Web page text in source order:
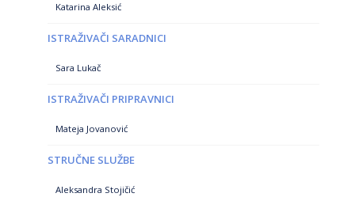
Katarina Aleksić
ISTRAŽIVAČI SARADNICI
Sara Lukač
ISTRAŽIVAČI PRIPRAVNICI
Mateja Jovanović
STRUČNE SLUŽBE
Aleksandra Stojičić